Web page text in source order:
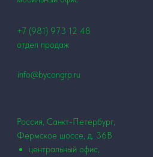
+7 (981) 973 12 48
отдел продаж
info@bycongrp.ru
Россия, Санкт-Петербург,
Фермское шоссе, д. 36В
центральный офис,